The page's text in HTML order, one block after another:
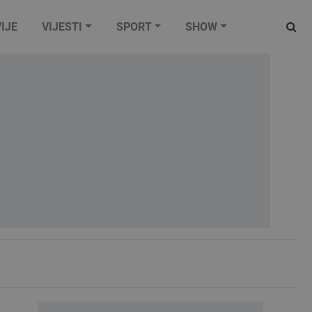
VIJESTI SPORT SHOW